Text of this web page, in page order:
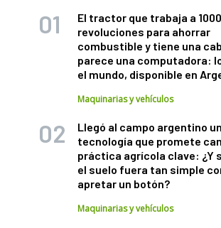
El tractor que trabaja a 1000
revoluciones para ahorrar
combustible y tiene una
parece una computadora:
el mundo, disponible en
Maquinarias y vehículos
Llegó al campo argentino
tecnología que promete
práctica agrícola clave: ¿Y
el suelo fuera tan simple
apretar un botón?
Maquinarias y vehículos